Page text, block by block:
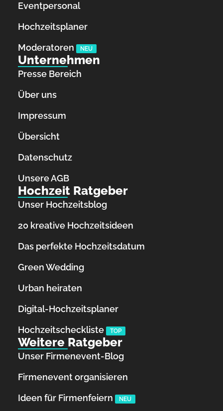
Eventpersonal
Hochzeitsplaner
Moderatoren
NEU
Unternehmen
Presse Bereich
Über uns
Impressum
Übersicht
Datenschutz
Unsere AGB
Hochzeit Ratgeber
Unser Hochzeitsblog
20 kreative Hochzeitsideen
Das perfekte Hochzeitsdatum
Green Wedding
Urban heiraten
Digital-Hochzeitsplaner
Hochzeits­checkliste
TOP
Weitere Ratgeber
Unser Firmenevent-Blog
Firmenevent organisieren
Ideen für Firmenfeiern
NEU